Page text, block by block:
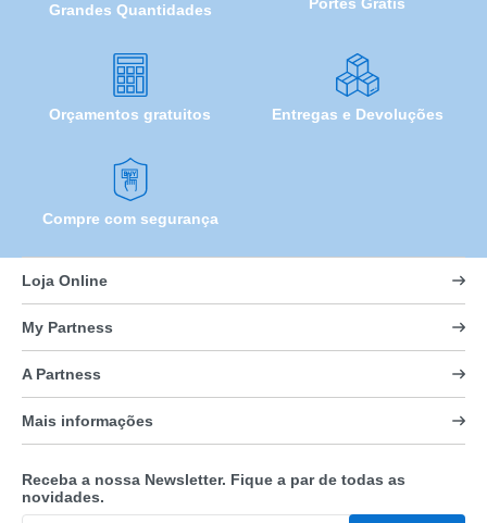
Grandes Quantidades Portes Grátis
Orçamentos gratuitos Entregas e Devoluções
Compre com segurança
Loja Online
My Partness
A Partness
Mais informações
Receba a nossa Newsletter. Fique a par de todas as
novidades.